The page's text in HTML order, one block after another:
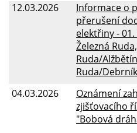
12.03.2026
Informace o
přerušení
elektřiny - 01.
Železná
Ruda/
Ruda/Debrník
04.03.2026
Oznámení
zjišťovacího
"Bobová